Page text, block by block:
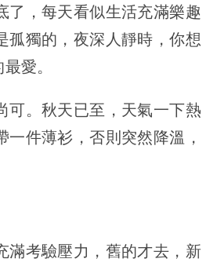
了，每天看似生活充滿樂趣
孤獨的，夜深人靜時，你想
愛。
可。秋天已至，天氣一下熱
一件薄衫，否則突然降溫，
滿考驗壓力，舊的才去，新